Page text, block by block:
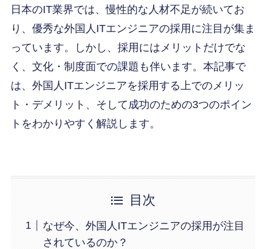
日本のIT業界では、慢性的な人材不足が続いてお
り、優秀な外国人ITエンジニアの採用に注目が集ま
っています。しかし、採用にはメリットだけでな
く、文化・制度面での課題も伴います。本記事で
は、外国人ITエンジニアを採用する上でのメリッ
ト・デメリット、そして成功のための3つのポイン
トをわかりやすく解説します。
目次
なぜ今、外国人ITエンジニアの採用が注目
されているのか？